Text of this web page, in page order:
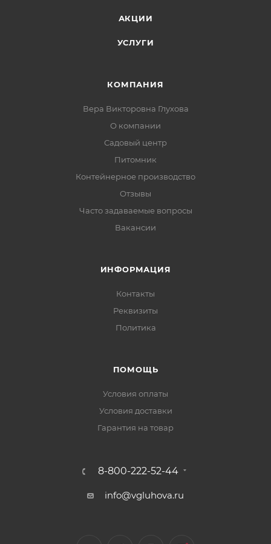
АКЦИИ
УСЛУГИ
КОМПАНИЯ
Вера Викторовна Глухова
О компании
Садовый центр
Питомник
Контейнерное производство
Отзывы
Часто задаваемые вопросы
Вакансии
ИНФОРМАЦИЯ
Контакты
Реквизиты
Политика
ПОМОЩЬ
Условия оплаты
Условия доставки
Гарантия на товар
8-800-222-52-44
info@vgluhova.ru